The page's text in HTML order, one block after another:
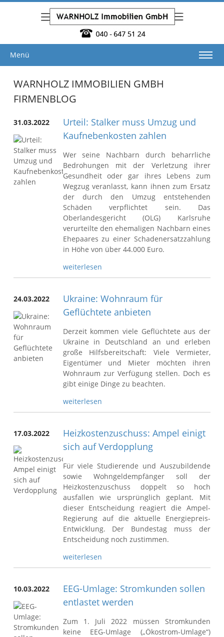
Menü
WARNHOLZ IMMOBILIEN GMBH
FIRMENBLOG
31.03.2022
Urteil: Stalker muss Umzug und
Kaufnebenkosten zahlen
Wer seine Nachbarn durch beharrliche
Bedrohungen mit der Verletzung ihrer
Gesundheit oder gar ihres Lebens zum
Wegzug veranlasst, kann ihnen zum Ersatz
der durch den Umzug entstehenden
Schäden verpflichtet sein. Das
Oberlandesgericht (OLG) Karlsruhe
verurteilte den ehemaligen Nachbarn eines
Ehepaares zu einer Schadenersatzzahlung
in Höhe von über 44.000 Euro.
weiterlesen
24.03.2022
Ukraine: Wohnraum für
Geflüchtete anbieten
Derzeit kommen viele Geflüchtete aus der
Ukraine in Deutschland an und erleben
große Hilfsbereitschaft: Viele Vermieter,
Eigentümer und Mieter möchten ihren
Wohnraum zur Verfügung stellen. Doch es
gibt einige Dinge zu beachten.
weiterlesen
17.03.2022
Heizkostenzuschuss: Ampel einigt
sich auf Verdopplung
Für viele Studierende und Auszubildende
sowie Wohngeldempfänger soll der
Heizkostenzuschuss doppelt so hoch
ausfallen wie ursprünglich geplant. Mit
dieser Entscheidung reagiert die Ampel-
Regierung auf die aktuelle Energiepreis-
Entwicklung. Der Bundestag muss der
Entscheidung noch zustimmen.
weiterlesen
10.03.2022
EEG-Umlage: Stromkunden sollen
entlastet werden
Zum 1. Juli 2022 müssen Stromkunden
keine EEG-Umlage („Ökostrom-Umlage“)